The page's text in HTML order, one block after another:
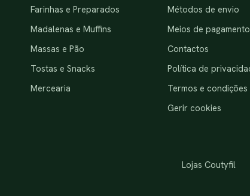
Farinhas e Preparados
Madalenas e Muffins
Massas e Pão
Tostas e Snacks
Mercearia
Métodos de envio
Meios de pagamento
Contactos
Política de
Termos e condições
Gerir cookies
Lojas Coutyfil